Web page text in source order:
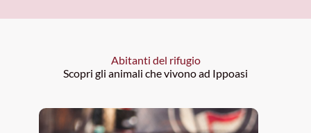
Abitanti del rifugio
Scopri gli animali che vivono ad Ippoasi